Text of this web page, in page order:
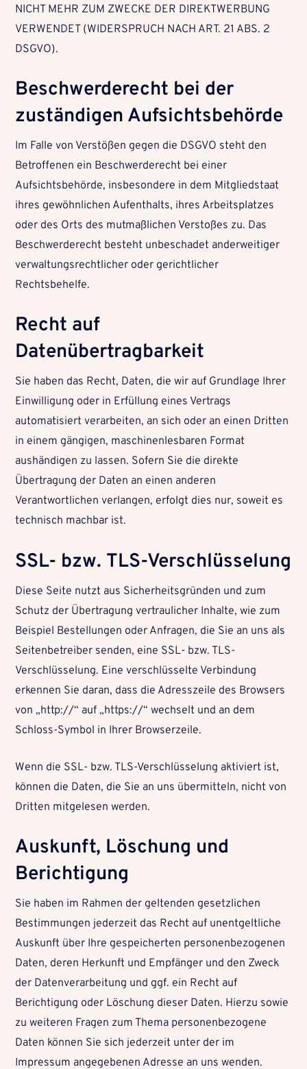
NICHT MEHR ZUM ZWECKE DER DIREKTWERBUNG
VERWENDET (WIDERSPRUCH NACH ART. 21 ABS. 2
DSGVO).
Beschwerderecht bei der
zuständigen Aufsichtsbehörde
Im Falle von Verstößen gegen die DSGVO steht den
Betroffenen ein Beschwerderecht bei einer
Aufsichtsbehörde, insbesondere in dem Mitgliedstaat
ihres gewöhnlichen Aufenthalts, ihres Arbeitsplatzes
oder des Orts des mutmaßlichen Verstoßes zu. Das
Beschwerderecht besteht unbeschadet anderweitiger
verwaltungsrechtlicher oder gerichtlicher
Rechtsbehelfe.
Recht auf
Datenübertragbarkeit
Sie haben das Recht, Daten, die wir auf Grundlage Ihrer
Einwilligung oder in Erfüllung eines Vertrags
automatisiert verarbeiten, an sich oder an einen Dritten
in einem gängigen, maschinenlesbaren Format
aushändigen zu lassen. Sofern Sie die direkte
Übertragung der Daten an einen anderen
Verantwortlichen verlangen, erfolgt dies nur, soweit es
technisch machbar ist.
SSL- bzw. TLS-Verschlüsselung
Diese Seite nutzt aus Sicherheitsgründen und zum
Schutz der Übertragung vertraulicher Inhalte, wie zum
Beispiel Bestellungen oder Anfragen, die Sie an uns als
Seitenbetreiber senden, eine SSL- bzw. TLS-
Verschlüsselung. Eine verschlüsselte Verbindung
erkennen Sie daran, dass die Adresszeile des Browsers
von „http://“ auf „https://“ wechselt und an dem
Schloss-Symbol in Ihrer Browserzeile.
Wenn die SSL- bzw. TLS-Verschlüsselung aktiviert ist,
können die Daten, die Sie an uns übermitteln, nicht von
Dritten mitgelesen werden.
Auskunft, Löschung und
Berichtigung
Sie haben im Rahmen der geltenden gesetzlichen
Bestimmungen jederzeit das Recht auf unentgeltliche
Auskunft über Ihre gespeicherten personenbezogenen
Daten, deren Herkunft und Empfänger und den Zweck
der Datenverarbeitung und ggf. ein Recht auf
Berichtigung oder Löschung dieser Daten. Hierzu sowie
zu weiteren Fragen zum Thema personenbezogene
Daten können Sie sich jederzeit unter der im
Impressum angegebenen Adresse an uns wenden.